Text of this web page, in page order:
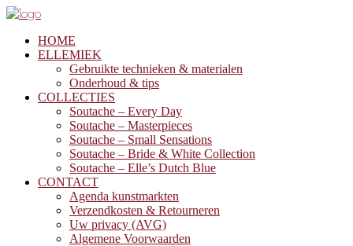
HOME
ELLEMIEK
Gebruikte technieken & materialen
Onderhoud & tips
COLLECTIES
Soutache – Every Day
Soutache – Masterpieces
Soutache – Small Sensations
Soutache – Bride & White Collection
Soutache – Elle’s Dutch Blue
CONTACT
Agenda kunstmarkten
Verzendkosten & Retourneren
Uw privacy (AVG)
Algemene Voorwaarden